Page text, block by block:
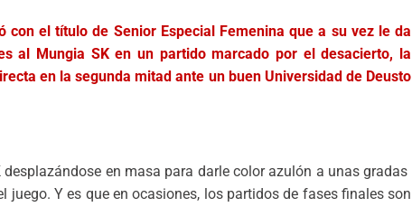
el título de Senior Especial Femenina que a su vez le da
al Mungia SK en un partido marcado por el desacierto, la
en la segunda mitad ante un buen Universidad de Deusto
en masa para darle color azulón a unas gradas
Y es que en ocasiones, los partidos de fases finales son